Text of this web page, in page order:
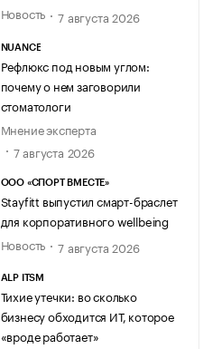
Новость
7 августа 2026
NUANCE
Рефлюкс под новым углом:
почему о нем заговорили
стоматологи
Мнение эксперта
7 августа 2026
ООО «СПОРТ ВМЕСТЕ»
Stayfitt выпустил смарт-браслет
для корпоративного wellbeing
Новость
7 августа 2026
ALP ITSM
Тихие утечки: во сколько
бизнесу обходится ИТ, которое
«вроде работает»